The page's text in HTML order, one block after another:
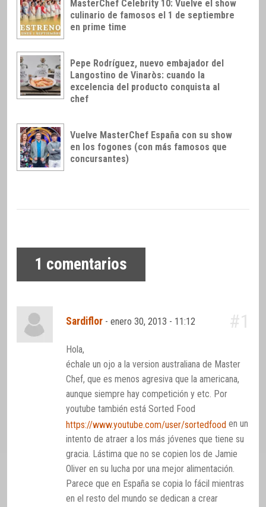
MasterChef Celebrity 10: Vuelve el show
culinario de famosos el 1 de septiembre
en prime time
Pepe Rodríguez, nuevo embajador del
Langostino de Vinaròs: cuando la
excelencia del producto conquista al
chef
Vuelve MasterChef España con su show
en los fogones (con más famosos que
concursantes)
1 comentarios
Sardiflor -enero 30, 2013 - 11:12 #1
Hola,
échale un ojo a la version australiana de Master
Chef, que es menos agresiva que la americana,
aunque siempre hay competición y etc. Por
youtube también está Sorted Food
https://www.youtube.com/user/sortedfood en un
intento de atraer a los más jóvenes que tiene su
gracia. Lástima que no se copien los de Jamie
Oliver en su lucha por una mejor alimentación.
Parece que en España se copia lo fácil mientras
en el resto del mundo se dedican a crear